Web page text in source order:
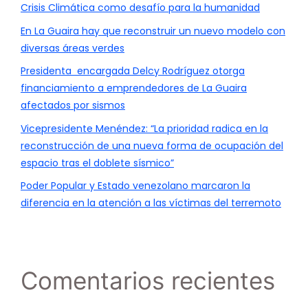
Crisis Climática como desafío para la humanidad
En La Guaira hay que reconstruir un nuevo modelo con
diversas áreas verdes
Presidenta encargada Delcy Rodríguez otorga
financiamiento a emprendedores de La Guaira
afectados por sismos
Vicepresidente Menéndez: “La prioridad radica en la
reconstrucción de una nueva forma de ocupación del
espacio tras el doblete sísmico”
Poder Popular y Estado venezolano marcaron la
diferencia en la atención a las víctimas del terremoto
Comentarios recientes